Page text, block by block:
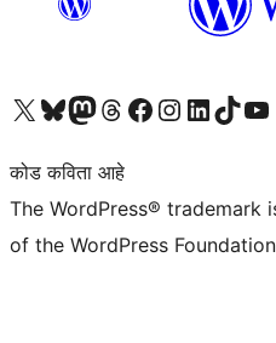
आमच्या X (एक्स) (पूर्वीचे ट्विटर) खात्याला भेट द्या आमच्या ब्लूस्की खात्याला भेट द्या.आमच्या Mastodon खात्याला भेट द्या.आमच्या थ्रेड्स खात्याला भेट द्या. आमच्या फेसबुक पेजला भेट द्या आमच्या इंस्टाग्राम खात्याला भेट द्या आमच्या लिंक्डइन खात्याला भेट द्या आमच्या टिकटॉक अकाउंटला भेट द्या.आमच्या यूट्यूब चॅनेलला भेट द्या
कोड कविता आहे
The WordPress®
of the WordPress